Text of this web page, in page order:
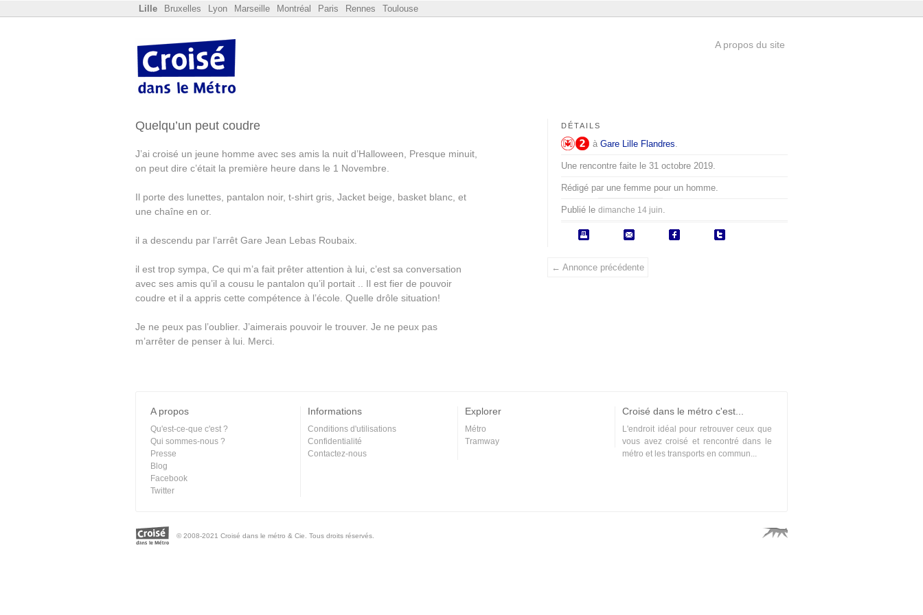
Lille Bruxelles Lyon Marseille Montréal Paris Rennes Toulouse
A propos du site
Quelqu’un peut coudre
J’ai croisé un jeune homme avec ses amis la nuit d’Halloween, Presque minuit,
on peut dire c’était la première heure dans le 1 Novembre.
Il porte des lunettes, pantalon noir, t-shirt gris, Jacket beige, basket blanc, et
une chaîne en or.
il a descendu par l’arrêt Gare Jean Lebas Roubaix.
il est trop sympa, Ce qui m’a fait prêter attention à lui, c’est sa conversation
avec ses amis qu’il a cousu le pantalon qu’il portait .. Il est fier de pouvoir
coudre et il a appris cette compétence à l’école. Quelle drôle situation!
Je ne peux pas l’oublier. J’aimerais pouvoir le trouver. Je ne peux pas
m’arrêter de penser à lui. Merci.
DÉTAILS
à Gare Lille Flandres.
Une rencontre faite le 31 octobre 2019.
Rédigé par une femme pour un homme.
Publié le dimanche 14 juin.
← Annonce précédente
A propos
Qu'est-ce-que c'est ?
Qui sommes-nous ?
Presse
Blog
Facebook
Twitter
Informations
Conditions d'utilisations
Confidentialité
Contactez-nous
Explorer
Métro
Tramway
Croisé dans le métro c'est...
L'endroit idéal pour retrouver ceux que
vous avez croisé et rencontré dans le
métro et les transports en commun...
© 2008-2021 Croisé dans le métro & Cie. Tous droits réservés.